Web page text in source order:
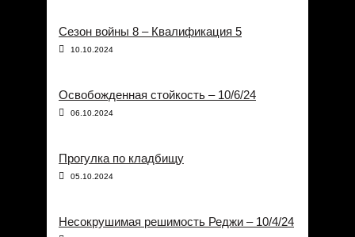
Сезон войны 8 – Квалификация 5
10.10.2024
Освобожденная стойкость – 10/6/24
06.10.2024
Прогулка по кладбищу
05.10.2024
Несокрушимая решимость Реджи – 10/4/24